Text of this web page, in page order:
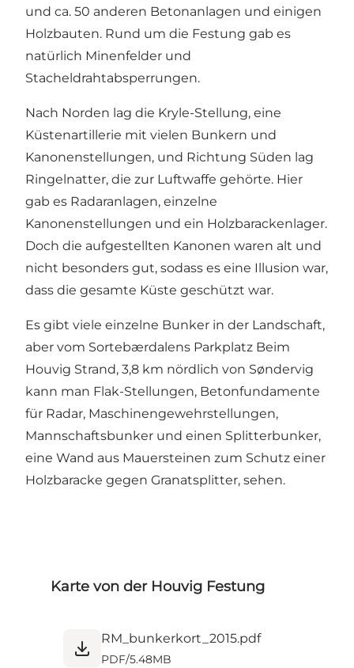
und ca. 50 anderen Betonanlagen und einigen
Holzbauten. Rund um die Festung gab es
natürlich Minenfelder und
Stacheldrahtabsperrungen.
Nach Norden lag die Kryle-Stellung, eine
Küstenartillerie mit vielen Bunkern und
Kanonenstellungen, und Richtung Süden lag
Ringelnatter, die zur Luftwaffe gehörte. Hier
gab es Radaranlagen, einzelne
Kanonenstellungen und ein Holzbarackenlager.
Doch die aufgestellten Kanonen waren alt und
nicht besonders gut, sodass es eine Illusion war,
dass die gesamte Küste geschützt war.
Es gibt viele einzelne Bunker in der Landschaft,
aber vom Sortebærdalens Parkplatz Beim
Houvig Strand, 3,8 km nördlich von Søndervig
kann man Flak-Stellungen, Betonfundamente
für Radar, Maschinengewehrstellungen,
Mannschaftsbunker und einen Splitterbunker,
eine Wand aus Mauersteinen zum Schutz einer
Holzbaracke gegen Granatsplitter, sehen.
Karte von der Houvig Festung
RM_bunkerkort_2015.pdf
PDF/5.48MB